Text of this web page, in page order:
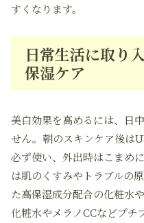
すくなります。
日常生活に取り
保湿ケア
美白効果を高めるには、日
せん。朝のスキンケア後は
必ず使い、外出時はこまめ
は肌のくすみやトラブルの
た高保湿成分配合の化粧水
化粧水やメラノCCなどプチ